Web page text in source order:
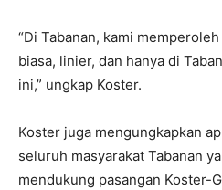
“Di Tabanan, kami
biasa, linier, dan hanya di
ini,” ungkap Koster.
Koster juga mengungkapkan
seluruh masyarakat Tabanan
mendukung pasangan Koster-